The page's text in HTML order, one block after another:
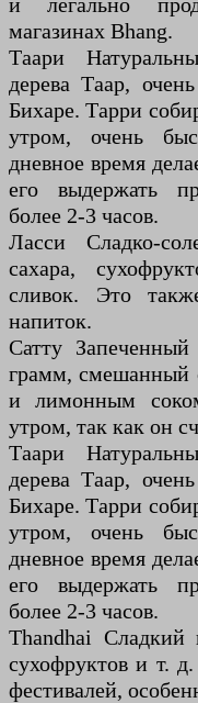
магазинах Bhang.
Таари
дерева Таар,
Бихаре. Тарри
утром, очень
дневное время
его выдержать
более 2-3 часов.
Ласси Сладко-
сахара,
сливок. Это
напиток.
Сатту
грамм, смешанный
и лимонным
утром, так как он
Таари
дерева Таар,
Бихаре. Тарри
утром, очень
дневное время
его выдержать
более 2-3 часов.
Thandhai Сладкий
сухофруктов и т.
фестивалей,